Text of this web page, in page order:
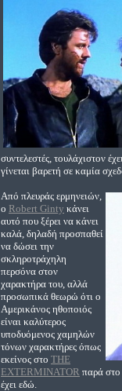
συντελεστές, τουλάχιστον
γίνεται βαρετή σε καμία
Από πλευράς ερμηνειών,
ο Robert Ginty κάνει
αυτό που ξέρει να κάνει
καλά, δηλαδή προσπαθεί
να δώσει την
σκληροτράχηλη
περσόνα στον
χαρακτήρα του, αλλά
προσωπικά θεωρώ ότι ο
Αμερικάνος ηθοποιός
είναι καλύτερος
υποδυόμενος χαμηλών
τόνων χαρακτήρες όπως
εκείνος στο THE
EXTERMINATOR παρά
έχει εδώ.